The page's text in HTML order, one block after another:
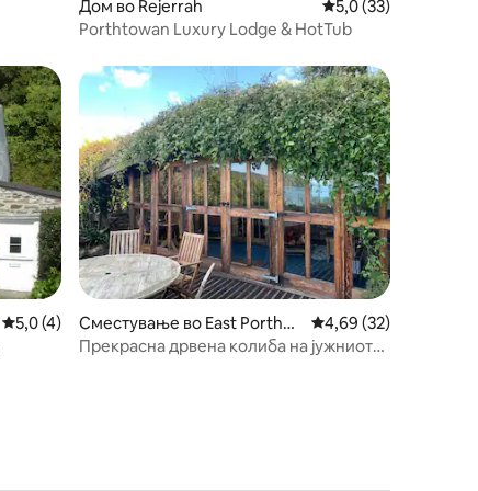
Дом во Rejerrah Просечна оцена:
5,0 (33)
Porthtowan Luxury Lodge & HotTub
Просечна оцена: 5,0 од 5, 4 рецензии
5,0 (4)
Сместување во East Portholl
and
Просечна оцена:
4,69 (32)
Прекрасна дрвена колиба на јужниот